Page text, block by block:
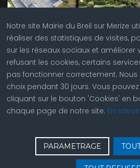
Notre site Mairie du Breil sur Merize
réaliser des statistiques de visites,
sur les réseaux sociaux et améliorer
refusant les cookies, certains
pas fonctionner correctement.
choix pendant 30 jours. Vous
cliquant sur le bouton 'Cookies' en
chaque page de notre site. En
PARAMETRAGE
Contactez nous | © Copyright 2023 |
Réalisation du site parABC Site Web|